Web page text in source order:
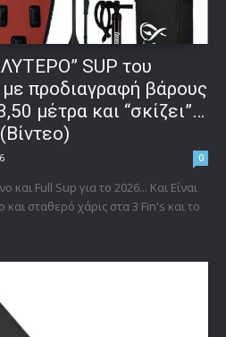
SUP του
προδιαγραφή βάρους
μέτρα και “σκίζει”…
0
Full Sup για το 2026... Και Είναι
σταθερό χάρις στα 3 Fin's και το